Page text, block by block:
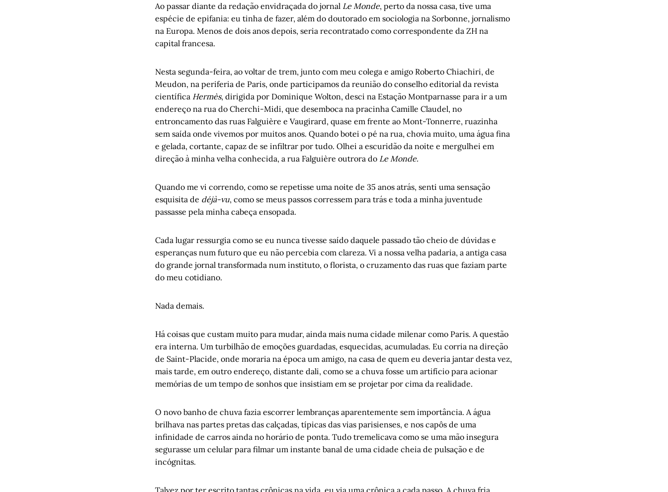
Ao passar diante da redação envidraçada do jornal Le Monde, perto da nossa casa, tive uma
espécie de epifania: eu tinha de fazer, além do doutorado em sociologia na Sorbonne, jornalismo
na Europa. Menos de dois anos depois, seria recontratado como correspondente da ZH na
capital francesa.
Nesta segunda-feira, ao voltar de trem, junto com meu colega e amigo Roberto Chiachiri, de
Meudon, na periferia de Paris, onde participamos da reunião do conselho editorial da revista
científica Hermès, dirigida por Dominique Wolton, desci na Estação Montparnasse para ir a um
endereço na rua do Cherchi-Midi, que desemboca na pracinha Camille Claudel, no
entroncamento das ruas Falguière e Vaugirard, quase em frente ao Mont-Tonnerre, ruazinha
sem saída onde vivemos por muitos anos. Quando botei o pé na rua, chovia muito, uma água fina
e gelada, cortante, capaz de se infiltrar por tudo. Olhei a escuridão da noite e mergulhei em
direção à minha velha conhecida, a rua Falguière outrora do Le Monde.
Quando me vi correndo, como se repetisse uma noite de 35 anos atrás, senti uma sensação
esquisita de déjà-vu, como se meus passos corressem para trás e toda a minha juventude
passasse pela minha cabeça ensopada.
Cada lugar ressurgia como se eu nunca tivesse saído daquele passado tão cheio de dúvidas e
esperanças num futuro que eu não percebia com clareza. Vi a nossa velha padaria, a antiga casa
do grande jornal transformada num instituto, o florista, o cruzamento das ruas que faziam parte
do meu cotidiano.
Nada demais.
Há coisas que custam muito para mudar, ainda mais numa cidade milenar como Paris. A questão
era interna. Um turbilhão de emoções guardadas, esquecidas, acumuladas. Eu corria na direção
de Saint-Placide, onde moraria na época um amigo, na casa de quem eu deveria jantar desta vez,
mais tarde, em outro endereço, distante dali, como se a chuva fosse um artifício para acionar
memórias de um tempo de sonhos que insistiam em se projetar por cima da realidade.
O novo banho de chuva fazia escorrer lembranças aparentemente sem importância. A água
brilhava nas partes pretas das calçadas, típicas das vias parisienses, e nos capôs de uma
infinidade de carros ainda no horário de ponta. Tudo tremelicava como se uma mão insegura
segurasse um celular para filmar um instante banal de uma cidade cheia de pulsação e de
incógnitas.
Talvez por ter escrito tantas crônicas na vida, eu via uma crônica a cada passo. A chuva fria